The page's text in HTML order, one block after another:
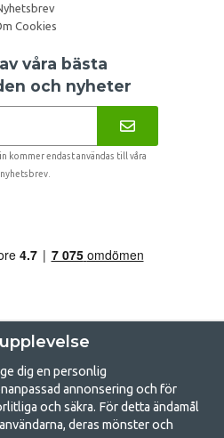
Cookies
våra bästa
och nyheter
kommer endast användas till våra
nyhetsbrev.
dig en personlig
annonsering och för
och säkra. För detta ändamål
deras mönster och